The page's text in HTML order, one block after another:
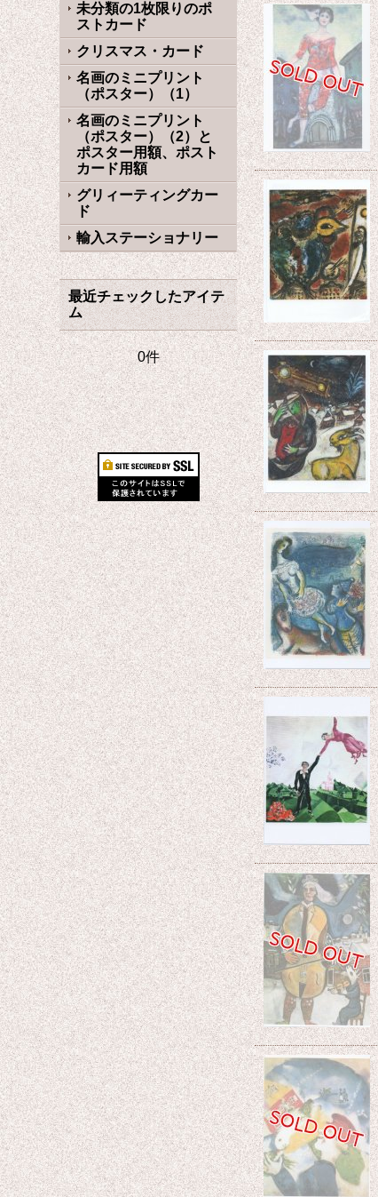
未分類の1枚限りのポ
ストカード
クリスマス・カード
名画のミニプリント
（ポスター）（1）
名画のミニプリント
（ポスター）（2）と
ポスター用額、ポスト
カード用額
グリィーティングカー
ド
輸入ステーショナリー
最近チェックしたアイテ
ム
0件